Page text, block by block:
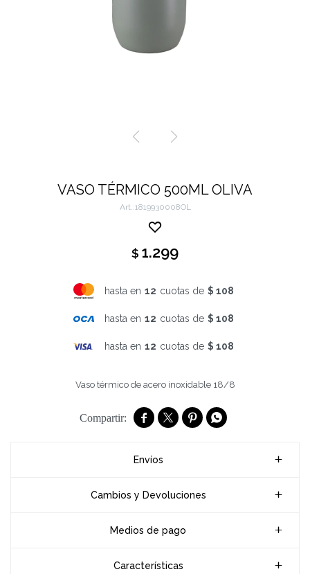
VASO TÉRMICO 500ML OLIVA
1819930008OL
$ 1.299
hasta en 12 cuotas de $ 108
hasta en 12 cuotas de $ 108
hasta en 12 cuotas de $ 108
Vaso térmico de acero inoxidable 18/8
   
Envíos
Cambios y Devoluciones
Medios de pago
Características